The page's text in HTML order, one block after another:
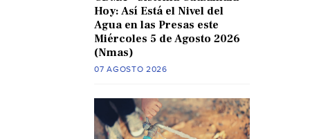
Hoy: Así Está el Nivel del
Agua en las Presas este
Miércoles 5 de Agosto 2026
(Nmas)
07 AGOSTO 2026